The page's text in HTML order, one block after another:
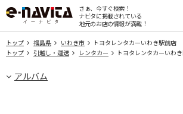
さぁ、今すぐ検索！
ナビタに掲載されている
地元のお店の情報が満載！
トップ 福島県 いわき市
トヨタレンタカーいわき駅前店
トップ
引越し・運送 レンタカー トヨタレンタカーいわ
アルバム